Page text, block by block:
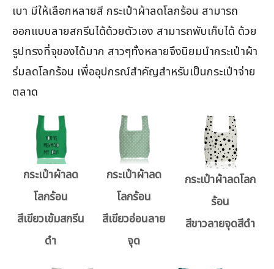
เบา มีให้เลือกหลายสี กระเป๋าผ้าลดโลกร้อน สามารถ
ออกแบบลายสกรีนได้ด้วยตัวเอง สามารถพับเก็บได้ ด้วย
รูปทรงที่จุของได้มาก สาวๆทั้งหลายจึงนิยมนำกระเป๋าผ้า
ร่มลดโลกร้อน เพื่ออุปกรณ์สำคัญสำหรับเป็นกระเป๋าจ่าย
ตลาด
กระเป๋าผ้าลด
โลกร้อน
สีเขียวเข้มสกรีน
ดำ
กระเป๋าผ้าลด
โลกร้อน
สีเขียวอ่อนลาย
จุด
กระเป๋าผ้าลดโลก
ร้อน
สีขาวลายจุดสีดำ